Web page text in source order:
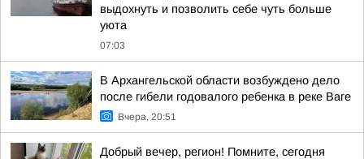
выдохнуть и позволить себе чуть больше
уюта
07:03
В Архангельской области возбуждено дело
после гибели годовалого ребенка в реке Ваге
Вчера, 20:51
Добрый вечер, регион! Помните, сегодня